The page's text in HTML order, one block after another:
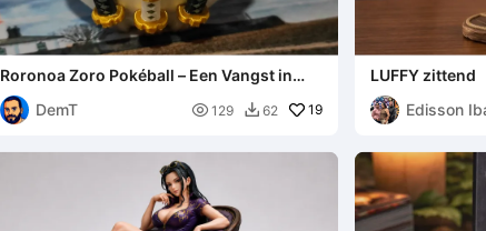
Roronoa Zoro Pokéball – Een Vangst in
Driezwaardenstijl
DemT
 129  62 19
LUFFY zittend
Edisson